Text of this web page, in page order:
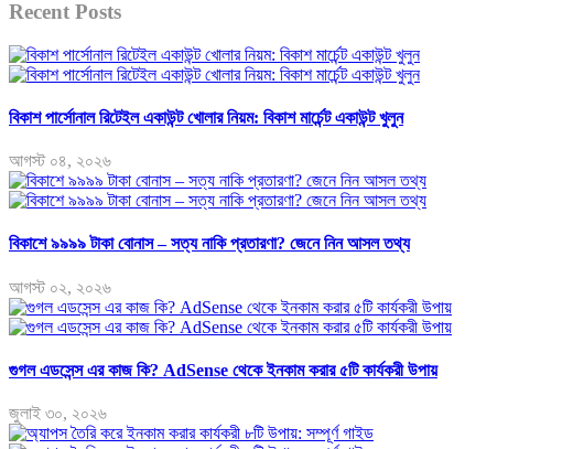
Recent Posts
বিকাশ পার্সোনাল রিটেইল একাউন্ট খোলার নিয়ম: বিকাশ মার্চেন্ট একাউন্ট খুলুন
আগস্ট ০৪, ২০২৬
বিকাশে ৯৯৯৯ টাকা বোনাস – সত্য নাকি প্রতারণা? জেনে নিন আসল তথ্য
আগস্ট ০২, ২০২৬
গুগল এডসেন্স এর কাজ কি? AdSense থেকে ইনকাম করার ৫টি কার্যকরী উপায়
জুলাই ৩০, ২০২৬